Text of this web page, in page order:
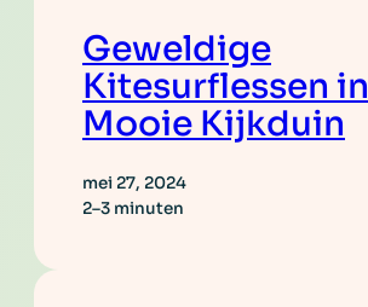
Geweldige
Kitesurflessen in
Mooie Kijkduin
mei 27, 2024
2–3 minuten